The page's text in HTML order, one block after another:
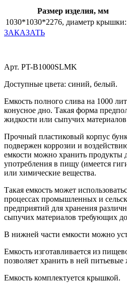
Размер изделия, мм
1030*1030*2276, диаметр
ЗАКАЗАТЬ
Арт. PT-B1000SLMK
Доступные цвета: синий, белый.
Емкость полного слива на 1000
конусное дно. Такая форма
жидкости или сыпучих материалов
Прочный пластиковый корпус
подвержен коррозии и
емкости можно хранить продукты
употребления в пищу (имеется
или химические вещества.
Такая емкость может
процессах промышленных и
предприятий для хранения
сыпучих материалов требующих
В нижней части емкости можно
Емкость изготавливается из
позволяет хранить в ней питьевые
Емкость комплектуется крышкой.